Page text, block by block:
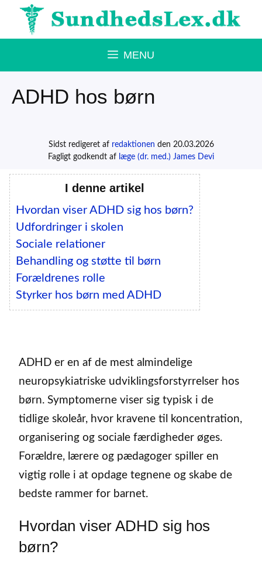
Hop
MENU
ADHD hos børn
Sidst redigeret af redaktionen den 20.03.2026
Fagligt godkendt af læge (dr. med.) James Devi
I denne artikel
Hvordan viser ADHD sig hos børn?
Udfordringer i skolen
Sociale relationer
Behandling og støtte til børn
Forældrenes rolle
Styrker hos børn med ADHD
ADHD er en af de mest almindelige
neuropsykiatriske udviklingsforstyrrelser hos
børn. Symptomerne viser sig typisk i de
tidlige skoleår, hvor kravene til koncentration,
organisering og sociale færdigheder øges.
Forældre, lærere og pædagoger spiller en
vigtig rolle i at opdage tegnene og skabe de
bedste rammer for barnet.
Hvordan viser ADHD sig hos
børn?